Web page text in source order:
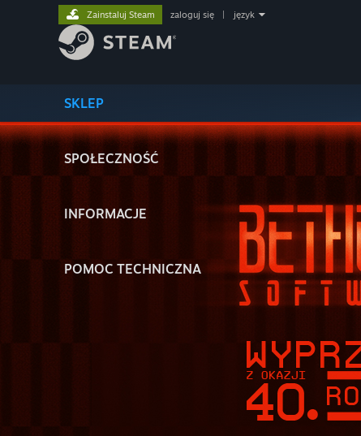
SKLEP
SPOŁECZNOŚĆ
INFORMACJE
POMOC TECHNICZNA
Zainstaluj Steam zaloguj się język